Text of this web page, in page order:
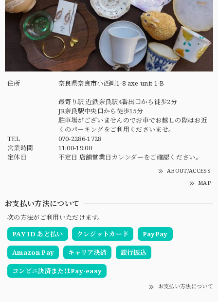
住所 奈良県奈良市小西町1-8 axe unit 1-B
最寄り駅 近鉄奈良駅4番出口から徒歩2分
JR奈良駅中央口から徒歩15分
駐車場がございませんのでお車でお越しの際はお近
くのパーキングをご利用くださいませ。
TEL
070-2286-1728
営業時間
11:00-19:00
定休日
不定日 店舗営業日カレンダーをご確認ください。
ABOUT/ACCESS
MAP
お支払い方法について
次の方法がご利用いただけます。
PAY ID あと払い
クレジットカード PayPay
Amazon Pay キャリア決済 銀行振込
コンビニ決済またはPay-easy
お支払い方法について